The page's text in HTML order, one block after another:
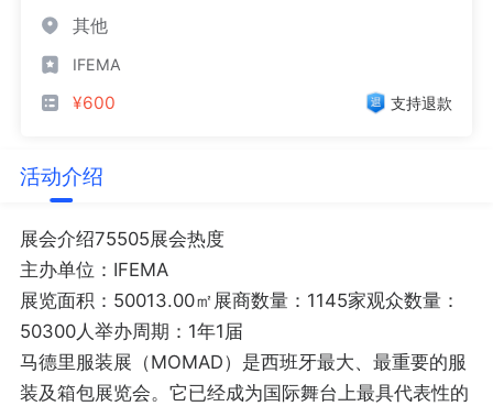
其他
IFEMA
¥600 支持退款
活动介绍
展会介绍75505展会热度
主办单位：IFEMA
展览面积：50013.00㎡展商数量：1145家观众数量：
50300人举办周期：1年1届
马德里服装展（MOMAD）是西班牙最大、最重要的服
装及箱包展览会。它已经成为国际舞台上最具代表性的